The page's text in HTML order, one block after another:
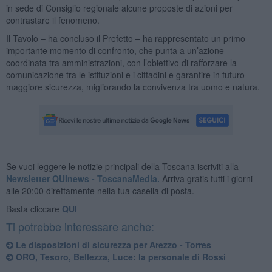
in sede di Consiglio regionale alcune proposte di azioni per
contrastare il fenomeno.
Il Tavolo – ha concluso il Prefetto – ha rappresentato un primo
importante momento di confronto, che punta a un’azione
coordinata tra amministrazioni, con l’obiettivo di rafforzare la
comunicazione tra le istituzioni e i cittadini e garantire in futuro
maggiore sicurezza, migliorando la convivenza tra uomo e natura.
Se vuoi leggere le notizie principali della Toscana iscriviti alla
Newsletter QUInews - ToscanaMedia. Arriva gratis tutti i giorni
alle 20:00 direttamente nella tua casella di posta.
Basta cliccare QUI
Ti potrebbe interessare anche:
Le disposizioni di sicurezza per Arezzo - Torres
ORO, Tesoro, Bellezza, Luce: la personale di Rossi